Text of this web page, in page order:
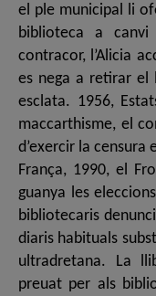
el ple municipal li
biblioteca a
contracor, l’Alicia
es nega a retirar el
esclata. 1956,
maccarthisme, el
d’exercir la censura
França, 1990, el
guanya les
bibliotecaris
diaris habituals
ultradretana. La
preuat per als